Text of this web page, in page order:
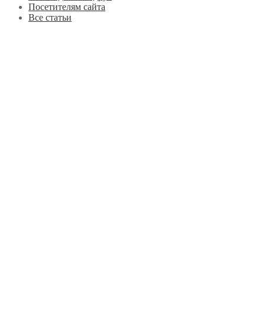
Посетителям сайта
Все статьи